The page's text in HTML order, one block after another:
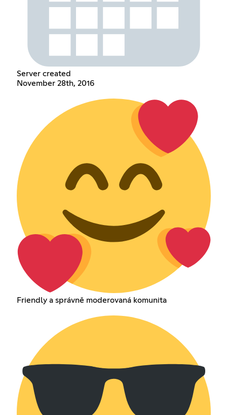
Server created
November 28th, 2016
Friendly a správně moderovaná komunita